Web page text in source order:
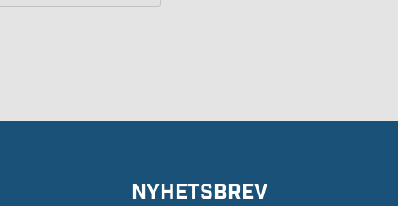
NYHETSBREV